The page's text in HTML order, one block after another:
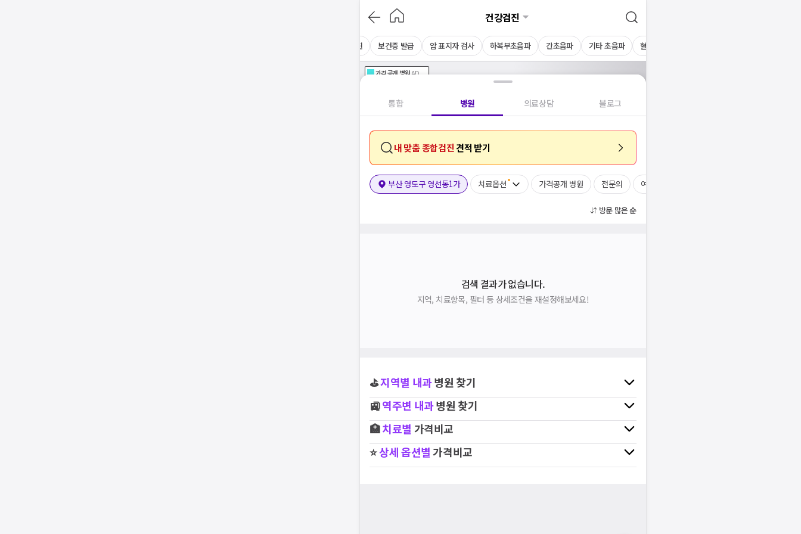
건강검진
채용 건강검진 보건증 발급 암 표지자 검사 하복부초음파 간초음파 기타 초음파 혈액검사
가격공개 병원AD
통합 병원 의료상담 블로그
내 맞춤 종합검진 견적 받기
부산 영도구 영선동1가 치료옵션 가격공개 병원 전문의 여의사
방문 많은 순
검색 결과가 없습니다.
지역, 치료항목, 필터 등 상세조건을 재설정해보세요!
⛳지역별 내과병원 찾기
🚉역주변 내과병원 찾기
🏥치료별 가격비교
⭐상세 옵션별가격비교